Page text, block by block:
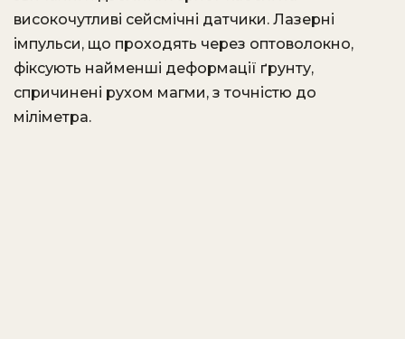
високочутливі сейсмічні датчики. Лазерні
імпульси, що проходять через оптоволокно,
фіксують найменші деформації ґрунту,
спричинені рухом магми, з точністю до
міліметра.